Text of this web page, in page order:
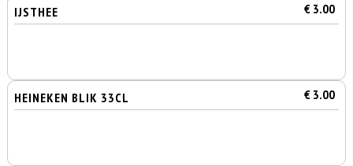
IJSTHEE € 3.00
HEINEKEN BLIK 33CL € 3.00